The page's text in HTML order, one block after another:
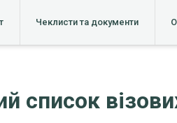
Чеклисти та документи
список